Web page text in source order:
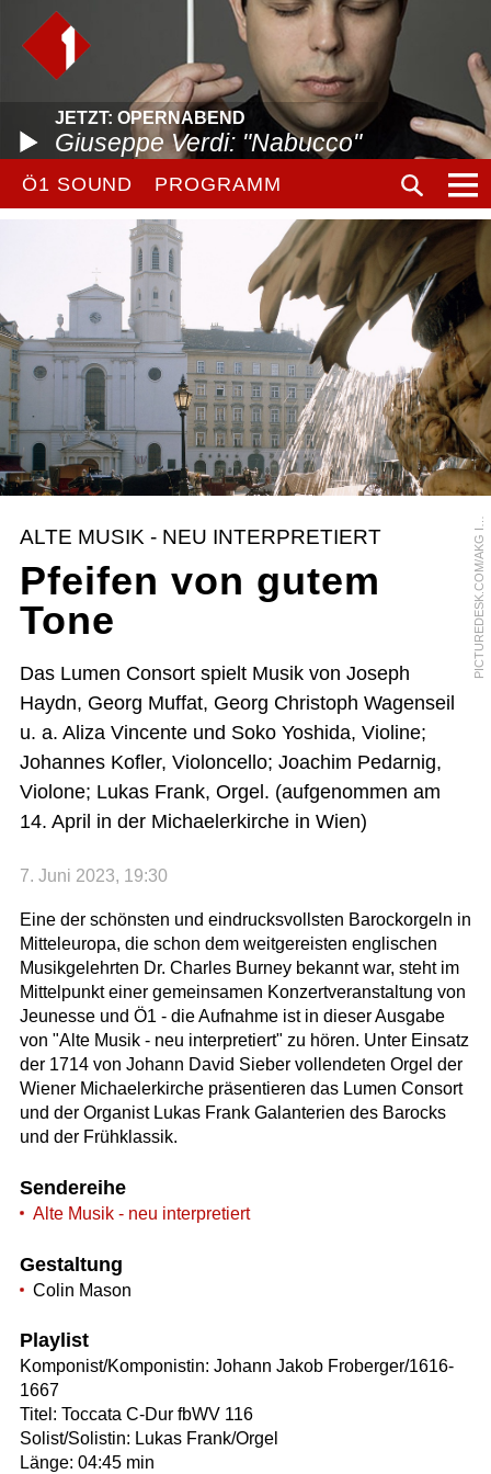
JETZT: OPERNABEND
Giuseppe Verdi: "Nabucco"
Ö1 SOUND PROGRAMM
P
I
C
T
U
R
E
D
E
S
K
.
C
O
M
/
A
K
G
I
M
A
G
E
S
/
H
E
R
V
E
C
H
A
M
P
O
L
L
I
O
N
ALTE MUSIK - NEU INTERPRETIERT
Pfeifen von gutem
Tone
Das Lumen Consort spielt Musik von Joseph
Haydn, Georg Muffat, Georg Christoph Wagenseil
u. a. Aliza Vincente und Soko Yoshida, Violine;
Johannes Kofler, Violoncello; Joachim Pedarnig,
Violone; Lukas Frank, Orgel. (aufgenommen am
14. April in der Michaelerkirche in Wien)
7. Juni 2023, 19:30
Eine der schönsten und eindrucksvollsten Barockorgeln in
Mitteleuropa, die schon dem weitgereisten englischen
Musikgelehrten Dr. Charles Burney bekannt war, steht im
Mittelpunkt einer gemeinsamen Konzertveranstaltung von
Jeunesse und Ö1 - die Aufnahme ist in dieser Ausgabe
von "Alte Musik - neu interpretiert" zu hören. Unter Einsatz
der 1714 von Johann David Sieber vollendeten Orgel der
Wiener Michaelerkirche präsentieren das Lumen Consort
und der Organist Lukas Frank Galanterien des Barocks
und der Frühklassik.
Sendereihe
Alte Musik - neu interpretiert
Gestaltung
Colin Mason
Playlist
Komponist/Komponistin: Johann Jakob Froberger/1616-
1667
Titel: Toccata C-Dur fbWV 116
Solist/Solistin: Lukas Frank/Orgel
Länge: 04:45 min